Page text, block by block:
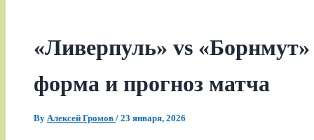
«Ливерпуль» vs
форма и прогноз матча
By Алексей Громов / 23 января, 2026